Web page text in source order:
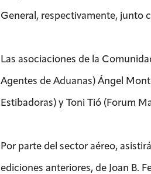
General, respectivamente, junto
Las asociaciones de la
Agentes de Aduanas) Ángel
Estibadoras) y Toni Tió (Forum
Por parte del sector aéreo,
ediciones anteriores, de Joan B.